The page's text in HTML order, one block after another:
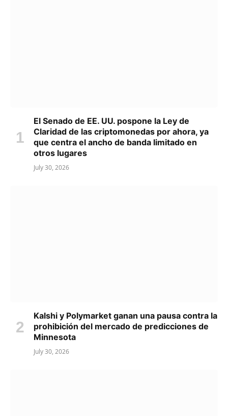
El Senado de EE. UU. pospone la Ley de
Claridad de las criptomonedas por ahora, ya
que centra el ancho de banda limitado en
otros lugares
July 30, 2026
Kalshi y Polymarket ganan una pausa contra la
prohibición del mercado de predicciones de
Minnesota
July 30, 2026